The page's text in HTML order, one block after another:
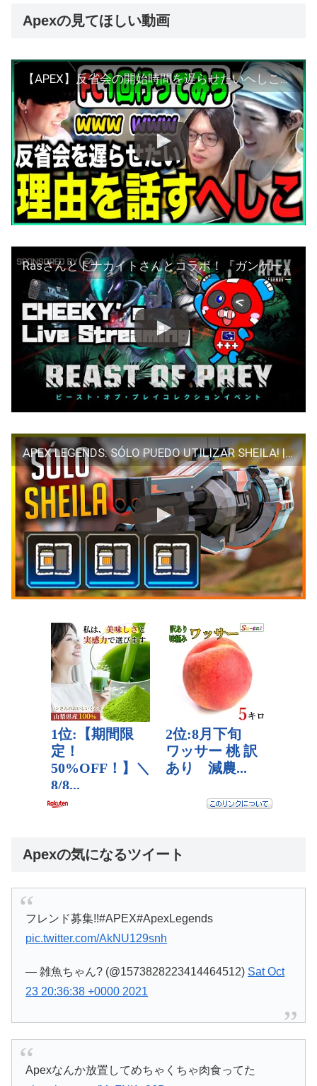
Apexの見てほしい動画
【APEX】反省会の開始時間を遅らせたいへしこ氏にFC行きを提案する漢【ゆきお/456/切り抜き】
Rasさんとトナカイトさんとコラボ！『ガンゲーム』やります 【Apex】
APEX LEGENDS: SÓLO PUEDO UTILIZAR SHEILA! | Makina
Apexの気になるツイート
フレンド募集!!#APEX#ApexLegends
pic.twitter.com/AkNU129snh
— 雑魚ちゃん? (@1573828223414464512) Sat Oct
23 20:36:38 +0000 2021
Apexなんか放置してめちゃくちゃ肉食ってた